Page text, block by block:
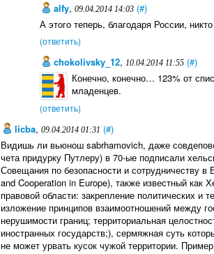
alfy, 09.04.2014 14:03 (#)
А этого теперь, благодаря России,
(ответить)
chokolivsky_12, 10.04.2014 11:55 (#)
Конечно, конечно… 123% от
младенцев.
(ответить)
licba,09.04.2014 01:31 (#)
Видишь ли вьюнош sabrhamovich, даже
чета придурку Путлеру) в 70-ые подписали
Совещания по безопасности и сотрудничеству
and Cooperation in Europe), также известный как
правовой области: закрепление политических и
изложение принципов взаимоотношений между
нерушимости границ; территориальная
иностранных государств;), сермяжная суть
не может урвать кусок чужой территории.